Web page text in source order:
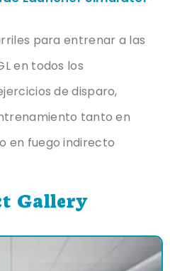
para entrenar a las
en todos los
de disparo,
tanto en
en fuego indirecto
Gallery